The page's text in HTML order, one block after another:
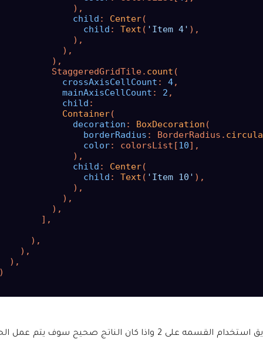
),
child : Center(
child : Text ( 'Item 4' ),
),
),
),
StaggeredGridTile.
count (
crossAxisCellCount : 4,
mainAxisCellCount : 2 ,
child :
Container(
decoration : BoxDecoration (
borderRadius : BorderRadius.
color: colorsList[10],
),
child : Center(
child : Text ( 'Item 10' ),
),
),
),
],
),
),
),
هذا الشكل بسيط جدا وهو لعمل تصميم اكبر من الاخر وذلك عن طريق استخدام القسمه على 2 واذا كان